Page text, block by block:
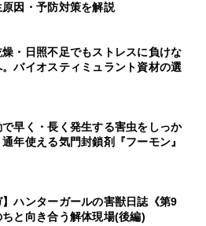
因・予防対策を解説
・日照不足でもストレスに負けな
。バイオスティミュラント資材の選
早く・長く発生する害虫をしっか
通年使える気門封鎖剤『フーモン』
】ハンターガールの害獣日誌《第9
と向き合う解体現場(後編)